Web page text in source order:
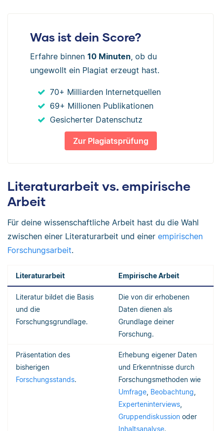
Was ist dein Score?
Erfahre binnen 10 Minuten, ob du
ungewollt ein Plagiat erzeugt hast.
70+ Milliarden Internetquellen
69+ Millionen Publikationen
Gesicherter Datenschutz
Zur Plagiatsprüfung
Literaturarbeit vs. empirische
Arbeit
Für deine wissenschaftliche Arbeit hast du die Wahl
zwischen einer Literaturarbeit und einer empirischen
Forschungsarbeit.
Literaturarbeit Empirische Arbeit
Literatur bildet die Basis
und die
Forschungsgrundlage.
Die von dir erhobenen
Daten dienen als
Grundlage deiner
Forschung.
Präsentation des
bisherigen
Forschungsstands.
Erhebung eigener Daten
und Erkenntnisse durch
Forschungsmethoden wie
Umfrage Beobachtung
Experteninterviews
Gruppendiskussion oder
Inhaltsanalyse.